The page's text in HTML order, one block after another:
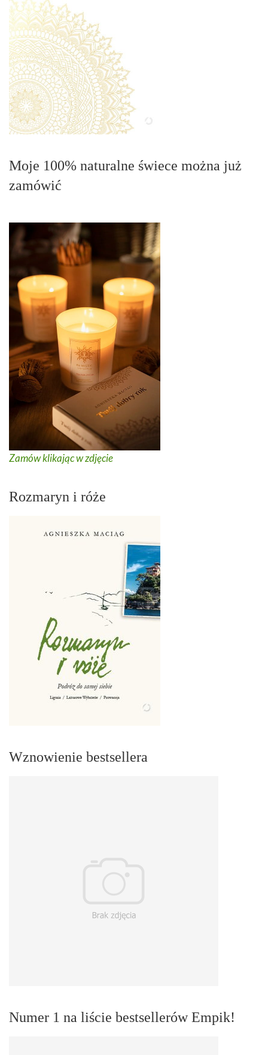
Moje 100% naturalne świece można już
zamówić
Zamów klikając w zdjęcie
Rozmaryn i róże
Wznowienie bestsellera
Numer 1 na liście bestsellerów Empik!